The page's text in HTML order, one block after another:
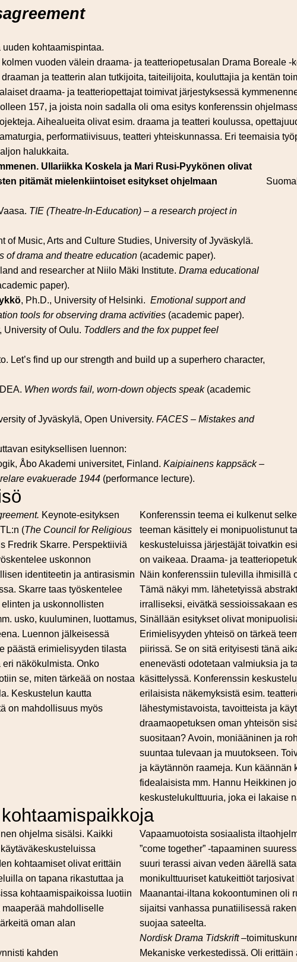
kohtaamispintaa.
vuoden välein draama- ja teatteriopetusalan Drama Boreale
ja teatterin alan tutkijoita, taiteilijoita, kouluttajia ja kentän
draama- ja teatteriopettajat toimivat järjestyksessä
157, ja joista noin sadalla oli oma esitys konferenssin
Aihealueita olivat esim. draama ja teatteri koulussa,
performatiivisuus, teatteri yhteiskunnassa. Eri teemaisia
halukkaita.
Ullariikka Koskela ja Mari Rusi-Pyykönen olivat
pitämät mielenkiintoiset esitykset ohjelmaan
TIE (Theatre-In-Education) – a research project in
of Music, Arts and Culture Studies, University of Jyväskylä.
of drama and theatre education (academic paper).
and researcher at Niilo Mäki Institute. Drama educational
paper).
, Ph.D., University of Helsinki. Emotional support and
tools for observing drama activities (academic paper).
University of Oulu. Toddlers and the fox puppet feel
Let’s find up our strength and build up a superhero character,
When words fail, worn-down objects speak(academic
of Jyväskylä, Open University. FACES – Mistakes and
esityksellisen luennon:
Åbo Akademi universitet, Finland. Kaipiainens kappsäck –
evakuerade 1944 (performance lecture).
Keynote-esityksen
(The Council for Religious
Fredrik Skarre. Perspektiiviä
uskonnon
identiteetin ja antirasismin
Skarre taas työskentelee
ja uskonnollisten
usko, kuuluminen, luottamus,
Luennon jälkeisessä
päästä erimielisyyden tilasta
näkökulmista. Onko
se, miten tärkeää on nostaa
Keskustelun kautta
on mahdollisuus myös
Konferenssin teema ei kulkenut
teeman käsittely ei monipuolistunut
keskusteluissa järjestäjät toivatkin
on vaikeaa. Draama- ja
Näin konferenssiin tulevilla ihmisillä
Tämä näkyi mm. lähetetyissä
irralliseksi, eivätkä sessioissakaan
Sinällään esitykset olivat
Erimielisyyden yhteisö on tärkeä
piirissä. Se on sitä erityisesti tänä
enenevästi odotetaan valmiuksia ja
käsittelyssä. Konferenssin
erilaisista näkemyksistä esim.
lähestymistavoista, tavoitteista ja
draamaopetuksen oman yhteisön
suositaan? Avoin, moniääninen ja
suuntaa tulevaan ja muutokseen.
ja käytännön raameja. Kun käännän
fidealaisista mm. Hannu Heikkinen
keskustelukulttuuria, joka ei lakaise
ohjelma sisälsi. Kaikki
kohtaamiset olivat erittäin
on tapana rikastuttaa ja
kohtaamispaikoissa luotiin
mahdolliselle
oman alan
kahden
Vapaamuotoista sosiaalista
”come together” -tapaaminen
suuri terassi aivan veden äärellä
monikulttuuriset katukeittiöt
Maanantai-iltana kokoontuminen oli
sijaitsi vanhassa punatiilisessä
suojaa sateelta.
Nordisk Drama Tidskrift
Mekaniske verkestedissä. Oli